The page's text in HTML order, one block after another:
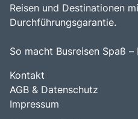
Reisen und Destinationen
Durchführungsgarantie.
So macht Busreisen Spaß
Kontakt
AGB & Datenschutz
Impressum